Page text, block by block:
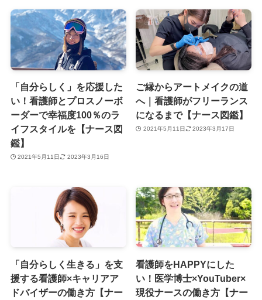
「自分らしく」を応援した
い！看護師とプロスノーボ
ーダーで幸福度100％のラ
イフスタイルを【ナース図
鑑】
2021年5月11日 2023年3月16日
ご縁からアートメイクの道
へ｜看護師がフリーランス
になるまで【ナース図鑑】
2021年5月11日 2023年3月17日
「自分らしく生きる」を支
援する看護師×キャリアア
ドバイザーの働き方【ナー
看護師をHAPPYにした
い！医学博士×YouTuber×
現役ナースの働き方【ナー